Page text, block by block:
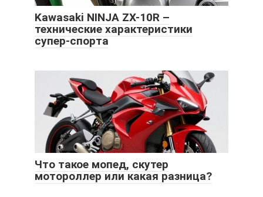
Kawasaki NINJA ZX-10R –
технические характеристики
супер-спорта
Что такое мопед, скутер
мотороллер или какая разница?